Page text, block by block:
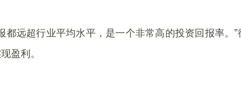
都远超行业平均水平，是一个非常高的投资回报率。
盈利。